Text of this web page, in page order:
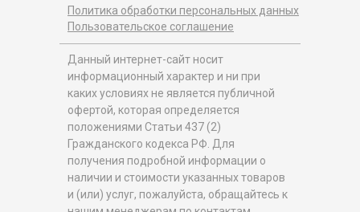
Данный интернет-сайт носит
информационный характер и ни при
каких условиях не является публичной
офертой, которая определяется
положениями Статьи 437 (2)
Гражданского кодекса РФ. Для
получения подробной информации о
наличии и стоимости указанных товаров
и (или) услуг, пожалуйста, обращайтесь к
Политика обработки персональных данных
Пользовательское соглашение